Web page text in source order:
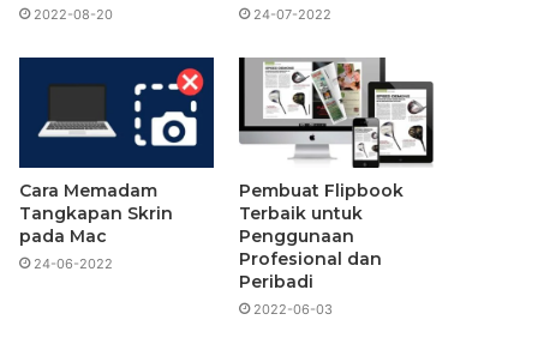
2022-08-20 24-07-2022
Cara Memadam
Tangkapan Skrin
pada Mac
24-06-2022
Pembuat Flipbook
Terbaik untuk
Penggunaan
Profesional dan
Peribadi
2022-06-03